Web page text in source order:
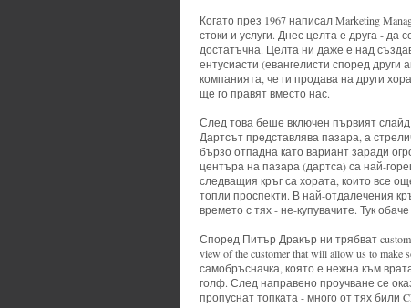
Когато през 1967 написал Marketing
стоки и услуги. Днес целта е друга - да
достатъчна. Целта ни даже е над
ентусиасти (евангелисти според други
компанията, че ги продава на други
ще го правят вместо нас.
След това беше включен първият
Дартсът представлява пазара, а
бързо отпадна като вариант заради
центъра на пазара (дартса) са най-
следващия кръг са хората, които все
топли проспекти. В най-отдалечения
времето с тях - не-купувачите. Тук
Според Питър Дракър ни трябват
view of the customer that will allow us to
самобръсначка, която е нежна към
голф. След направено проучване се
пропуснат топката - много от тях били